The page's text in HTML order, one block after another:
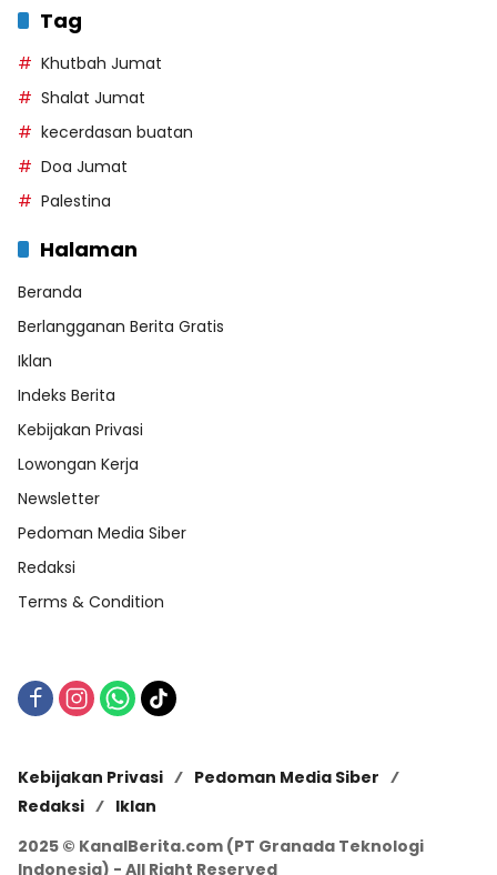
Tag
Khutbah Jumat
Shalat Jumat
kecerdasan buatan
Doa Jumat
Palestina
Halaman
Beranda
Berlangganan Berita Gratis
Iklan
Indeks Berita
Kebijakan Privasi
Lowongan Kerja
Newsletter
Pedoman Media Siber
Redaksi
Terms & Condition
Kebijakan Privasi
Pedoman Media Siber
Redaksi
Iklan
2025 © KanalBerita.com (PT Granada Teknologi
Indonesia) - All Right Reserved